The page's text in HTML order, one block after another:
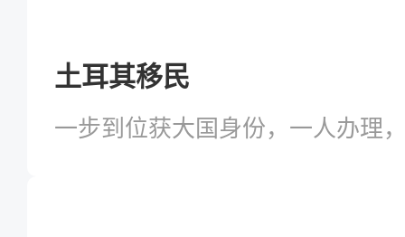
土耳其移民
一步到位获大国身份，一人办理